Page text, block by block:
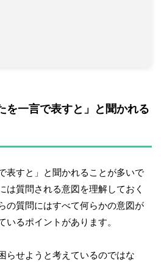
を一言で表すと」と聞かれる
表すと」と聞かれることが多いで
は質問される意図を理解しておく
の質問にはすべて何らかの意図が
るポイントがあります。
らせようと考えているのではな